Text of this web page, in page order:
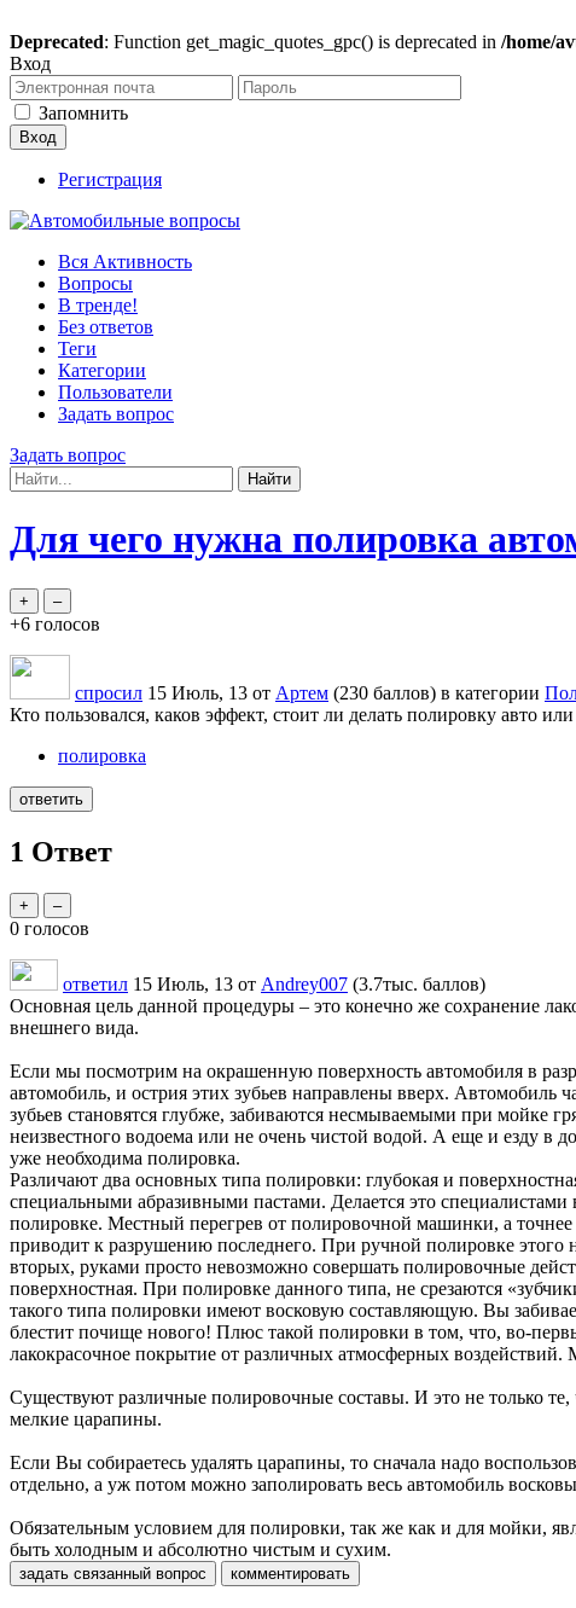
Deprecated: Function get_magic_quotes_gpc() is deprecated in /home/
Вход
Запомнить
Регистрация
Вся Активность
Вопросы
В тренде!
Без ответов
Теги
Категории
Пользователи
Задать вопрос
Задать вопрос
Для чего нужна полировка
+6 голосов
спросил 15 Июль, 13 от Артем (230 баллов) в категории
Кто пользовался, каков эффект, стоит ли делать полировку авто
полировка
1 Ответ
0 голосов
ответил 15 Июль, 13 от Andrey007 (3.7тыс. баллов)
Основная цель данной процедуры – это конечно же сохранение
внешнего вида.
Если мы посмотрим на окрашенную поверхность автомобиля в
автомобиль, и острия этих зубьев направлены вверх. Автомобиль
зубьев становятся глубже, забиваются несмываемыми при мойке
неизвестного водоема или не очень чистой водой. А еще и езду в
уже необходима полировка.
Различают два основных типа полировки: глубокая и
специальными абразивными пастами. Делается это
полировке. Местный перегрев от полировочной машинки, а точнее
приводит к разрушению последнего. При ручной полировке этого
вторых, руками просто невозможно совершать полировочные
поверхностная. При полировке данного типа, не срезаются
такого типа полировки имеют восковую составляющую. Вы
блестит почище нового! Плюс такой полировки в том, что, во-
лакокрасочное покрытие от различных атмосферных
Существуют различные полировочные составы. И это не только
мелкие царапины.
Если Вы собираетесь удалять царапины, то сначала надо
отдельно, а уж потом можно заполировать весь автомобиль
Обязательным условием для полировки, так же как и для мойки,
быть холодным и абсолютно чистым и сухим.